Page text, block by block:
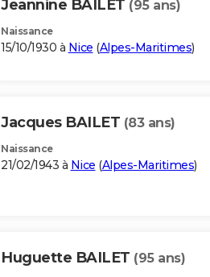
Jeannine BAILET (95 ans)
Naissance
15/10/1930 à Nice (Alpes-Maritimes)
Jacques BAILET (83 ans)
Naissance
21/02/1943 à Nice (Alpes-Maritimes)
Huguette BAILET (95 ans)